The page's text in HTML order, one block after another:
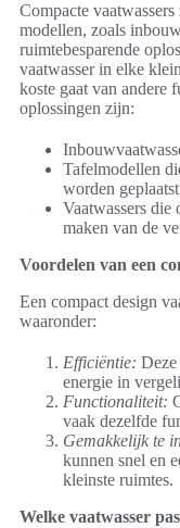
Compacte
modellen, zoals
ruimtebesparende
vaatwasser in elke
koste gaat van andere
oplossingen zijn:
Tafelmodellen
worden geplaatst
Vaatwassers die
maken van de
Voordelen van een
Een compact design
waaronder:
Efficiëntie:
energie in
Functionaliteit:
vaak dezelfde
Gemakkelijk te
kunnen snel en
kleinste ruimtes.
Welke vaatwasser